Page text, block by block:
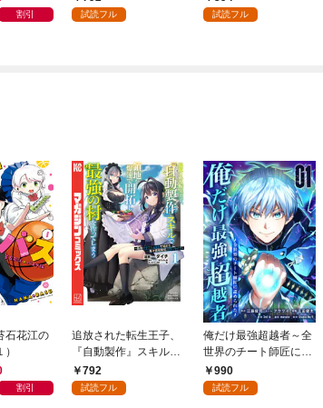
割引
強の村を作ってしまう
試読フル 試読フル
花江の
割引
追放された転生王子、
『自動製作』スキルで
領地を爆速で開拓し最
強の村を作ってしまう
792
試読フル
俺だけ最強超越者～全
世界のチート師匠に認
められた～【単行本】
（１）
990
試読フル